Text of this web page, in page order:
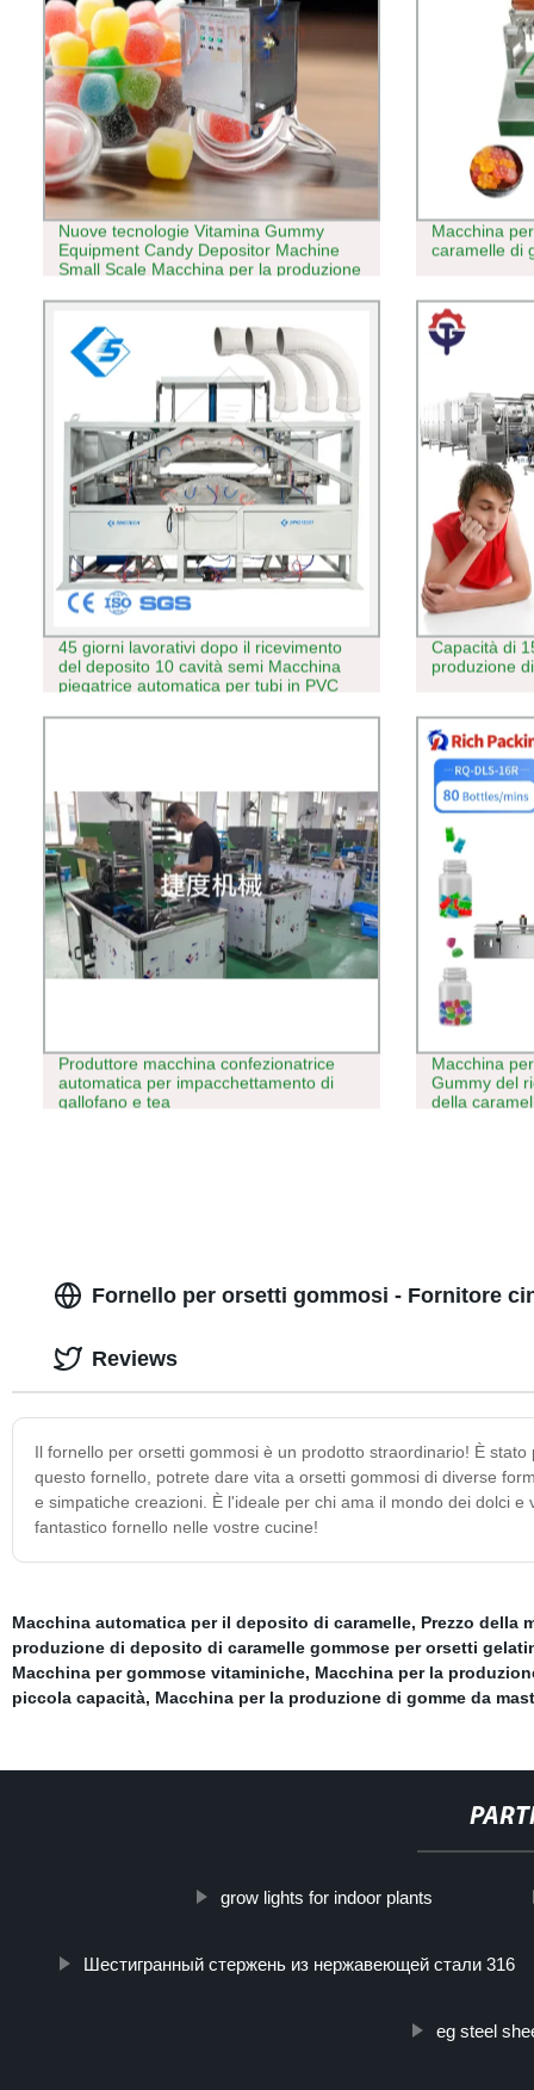
Nuove tecnologie Vitamina Gummy
Equipment Candy Depositor Machine
Small Scale Macchina per la produzione
Macchina
caramelle di
45 giorni lavorativi dopo il ricevimento
del deposito 10 cavità semi Macchina
piegatrice automatica per tubi in PVC
Capacità di
produzione
Produttore macchina confezionatrice
automatica per impacchettamento di
gallofano e tea
Macchina
Gummy del
della
Fornello per orsetti gommosi - Fornitore
Il fornello per orsetti gommosi è un prodotto straordinario! È
questo fornello, potrete dare vita a orsetti gommosi di diverse
e simpatiche creazioni. È l'ideale per chi ama il mondo dei dolci
fantastico fornello nelle vostre cucine!
Reviews
Macchina automatica per il deposito di caramelle, Prezzo della
produzione di deposito di caramelle gommose per orsetti
Macchina per gommose vitaminiche, Macchina per la
piccola capacità, Macchina per la produzione di gomme da
grow lights for indoor plants
Шестигранный стержень из нержавеющей стали 316
eg steel